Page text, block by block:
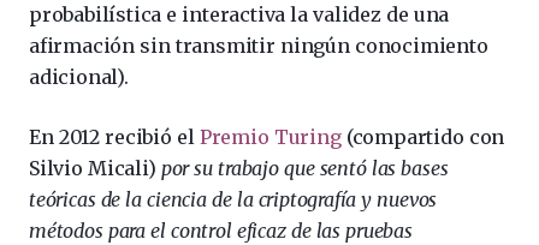
probabilística e interactiva la validez de una
afirmación sin transmitir ningún conocimiento
adicional).
En 2012 recibió el Premio Turing(compartido con
Silvio Micali) por su trabajo que sentó las bases
teóricas de la ciencia de la criptografía y nuevos
métodos para el control eficaz de las pruebas